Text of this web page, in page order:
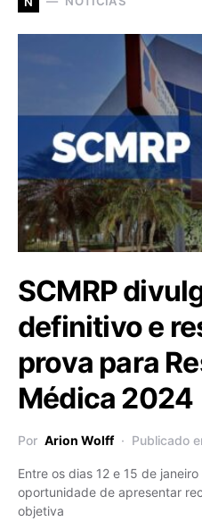
SCMRP
definitivo e
prova para
Médica 2024
Por Arion Wolff Publicado
Entre os dias 12 e 15 de
oportunidade de apresentar
objetiva